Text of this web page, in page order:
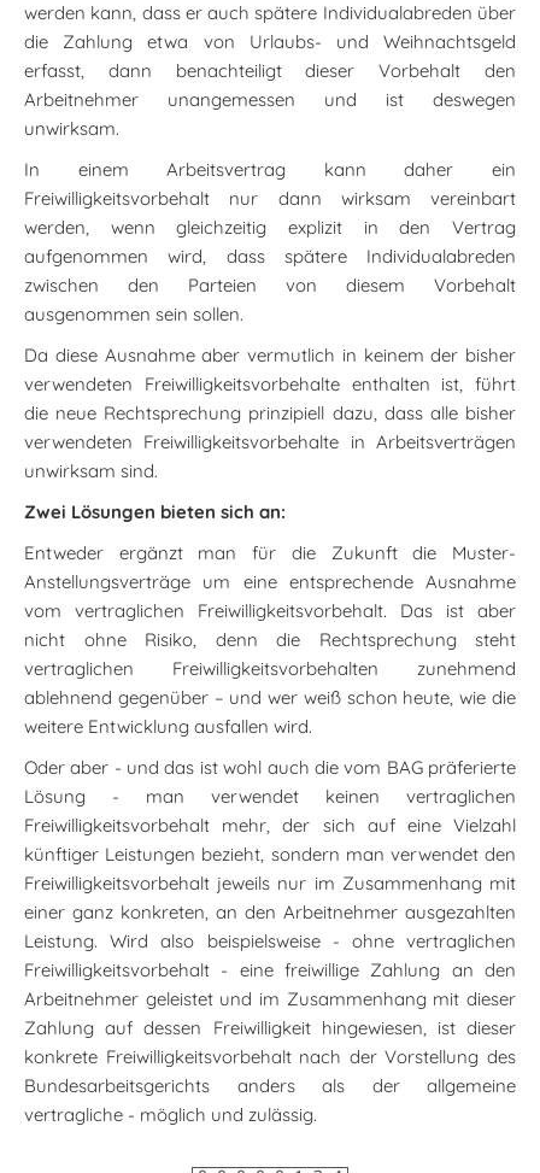
werden kann, dass er auch spätere Individualabreden über
die Zahlung etwa von Urlaubs- und Weihnachtsgeld
erfasst, dann benachteiligt dieser Vorbehalt den
Arbeitnehmer unangemessen und ist deswegen
unwirksam.
In einem Arbeitsvertrag kann daher ein
Freiwilligkeitsvorbehalt nur dann wirksam vereinbart
werden, wenn gleichzeitig explizit in den Vertrag
aufgenommen wird, dass spätere Individualabreden
zwischen den Parteien von diesem Vorbehalt
ausgenommen sein sollen.
Da diese Ausnahme aber vermutlich in keinem der bisher
verwendeten Freiwilligkeitsvorbehalte enthalten ist, führt
die neue Rechtsprechung prinzipiell dazu, dass alle bisher
verwendeten Freiwilligkeitsvorbehalte in Arbeitsverträgen
unwirksam sind.
Zwei Lösungen bieten sich an:
Entweder ergänzt man für die Zukunft die Muster-
Anstellungsverträge um eine entsprechende Ausnahme
vom vertraglichen Freiwilligkeitsvorbehalt. Das ist aber
nicht ohne Risiko, denn die Rechtsprechung steht
vertraglichen Freiwilligkeitsvorbehalten zunehmend
ablehnend gegenüber – und wer weiß schon heute, wie die
weitere Entwicklung ausfallen wird.
Oder aber - und das ist wohl auch die vom BAG präferierte
Lösung - man verwendet keinen vertraglichen
Freiwilligkeitsvorbehalt mehr, der sich auf eine Vielzahl
künftiger Leistungen bezieht, sondern man verwendet den
Freiwilligkeitsvorbehalt jeweils nur im Zusammenhang mit
einer ganz konkreten, an den Arbeitnehmer ausgezahlten
Leistung. Wird also beispielsweise - ohne vertraglichen
Freiwilligkeitsvorbehalt - eine freiwillige Zahlung an den
Arbeitnehmer geleistet und im Zusammenhang mit dieser
Zahlung auf dessen Freiwilligkeit hingewiesen, ist dieser
konkrete Freiwilligkeitsvorbehalt nach der Vorstellung des
Bundesarbeitsgerichts anders als der allgemeine
vertragliche - möglich und zulässig.